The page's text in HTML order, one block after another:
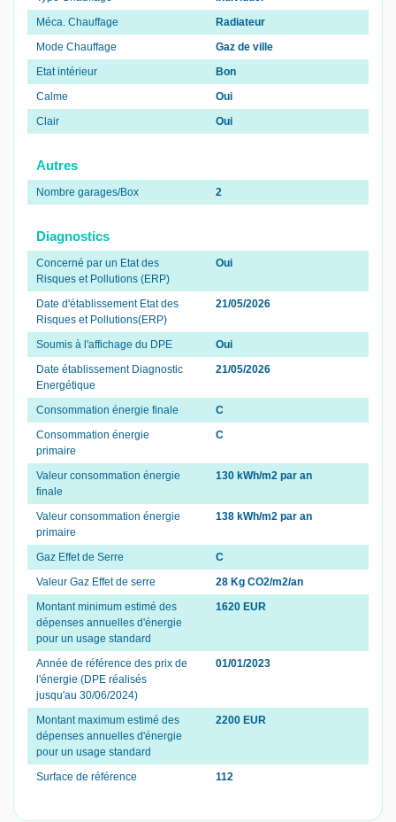
Méca. Chauffage
Radiateur
Mode Chauffage
Gaz de ville
Etat intérieur
Bon
Calme
Oui
Clair
Oui
Autres
Nombre garages/Box 2
Diagnostics
Concerné par un Etat des
Risques et Pollutions (ERP)
Oui
Date d'établissement Etat des
Risques et Pollutions(ERP)
21/05/2026
Soumis à l'affichage du DPE
Oui
Date établissement Diagnostic
Energétique
21/05/2026
Consommation énergie finale
C
Consommation énergie
primaire
C
Valeur consommation énergie
finale
130 kWh/m2 par an
Valeur consommation énergie
primaire
138 kWh/m2 par an
Gaz Effet de Serre
C
Valeur Gaz Effet de serre
28 Kg CO2/m2/an
Montant minimum estimé des
dépenses annuelles d'énergie
pour un usage standard
1620 EUR
Année de référence des prix de
l'énergie (DPE réalisés
jusqu'au 30/06/2024)
01/01/2023
Montant maximum estimé des
dépenses annuelles d'énergie
pour un usage standard
2200 EUR
Surface de référence 112